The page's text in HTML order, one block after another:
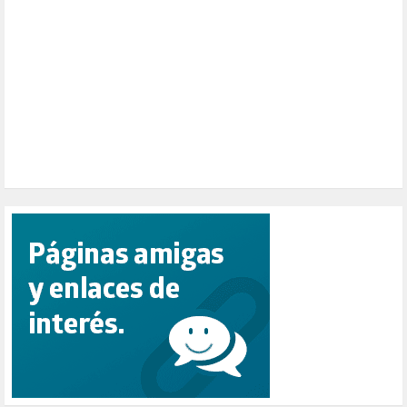
PUERTO DE VALENCIA (1)
RACISMO (1)
RELIGIÓN (114)
REPUBLICA (1)
SALUD (108)
SENSIBILIZACIÓN (576)
SINDICATOS (12)
TTIP (6)